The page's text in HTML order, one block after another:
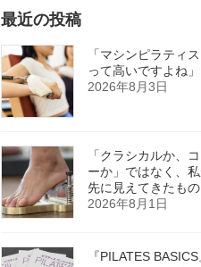
最近の投稿
「マシンピラティ
って高いですよね」
2026年8月3日
「クラシカルか、
ーか」ではなく、
先に見えてきたもの
2026年8月1日
『PILATES